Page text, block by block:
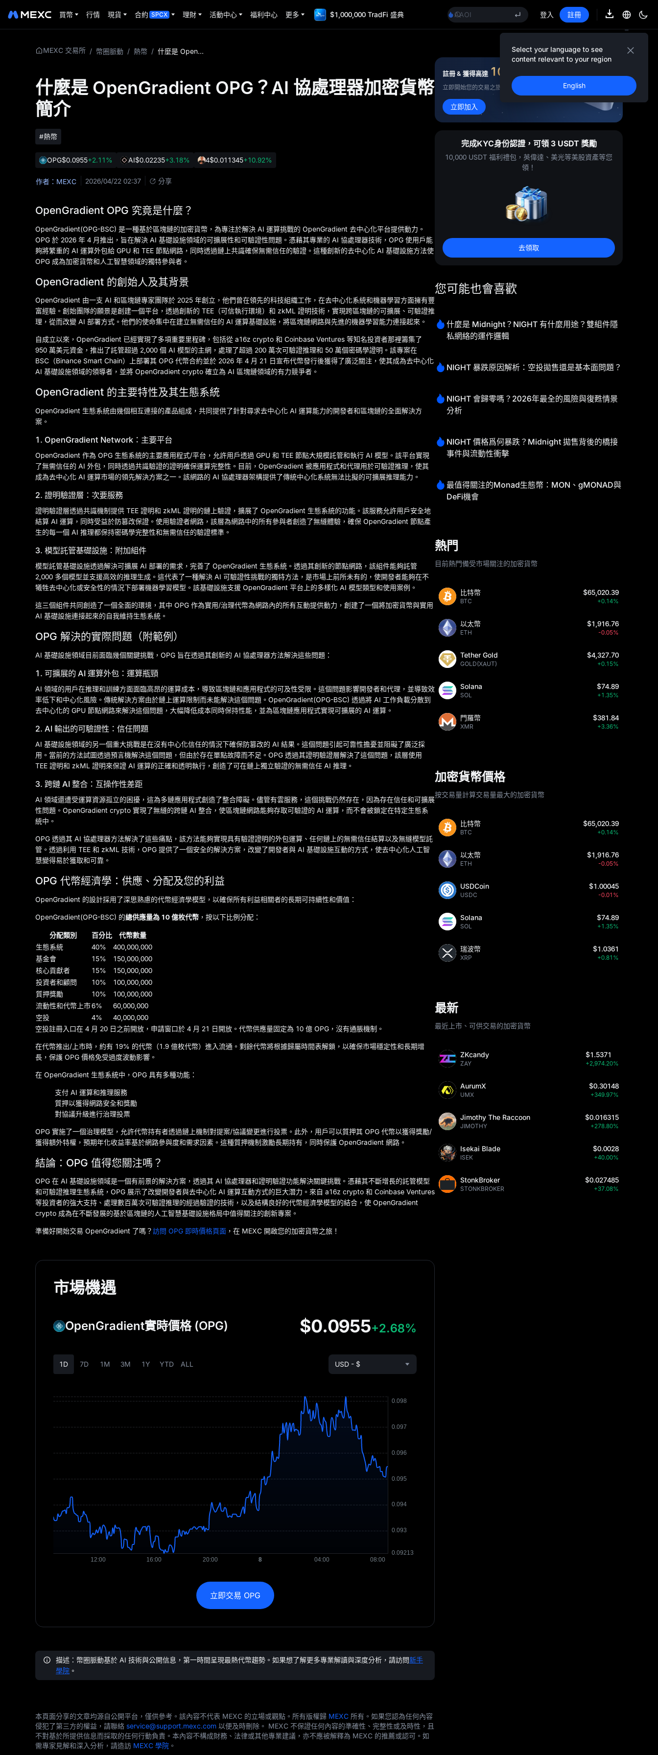
買幣 行情 現貨 合約 SPCX 理財 活動中心 福利中心 更多 $1,000,000 TradFi 盛典
AAOI
SKYAI
UNITREE 8.10 科創板申購
SPCX 解禁不跌反漲
GOLD(XAU)
AAOI
SKYAI
UNITREE 8.10 科創板申購
SPCX 解禁不跌反漲
登入 註冊
Select your language to see
content relevant to your region
English
MEXC 交易所 / 幣圈脈動 / 熱幣 / 什麼是 OpenGradient OPG？AI 協處理器加密貨幣簡介
什麼是 OpenGradient OPG？AI 協處理器加密貨幣
簡介
#熱幣
OPG$0.0955+2.11% AI$0.02235+3.18% 4$0.011345+10.92%
作者：MEXC 2026/04/22 02:37 分享
OpenGradient OPG 究竟是什麼？
OpenGradient(OPG-BSC) 是一種基於區塊鏈的加密貨幣，為專注於解決 AI 運算挑戰的 OpenGradient 去中心化平台提供動力。
OPG 於 2026 年 4 月推出，旨在解決 AI 基礎設施領域的可擴展性和可驗證性問題。憑藉其專業的 AI 協處理器技術，OPG 使用戶能
夠將繁重的 AI 運算外包給 GPU 和 TEE 節點網路，同時透過鏈上共識確保無需信任的驗證。這種創新的去中心化 AI 基礎設施方法使
OPG 成為加密貨幣和人工智慧領域的獨特參與者。
OpenGradient 的創始人及其背景
OpenGradient 由一支 AI 和區塊鏈專家團隊於 2025 年創立，他們曾在領先的科技組織工作，在去中心化系統和機器學習方面擁有豐
富經驗。創始團隊的願景是創建一個平台，透過創新的 TEE（可信執行環境）和 zkML 證明技術，實現跨區塊鏈的可擴展、可驗證推
理，從而改變 AI 部署方式。他們的使命集中在建立無需信任的 AI 運算基礎設施，將區塊鏈網路與先進的機器學習能力連接起來。
自成立以來，OpenGradient 已經實現了多項重要里程碑，包括從 a16z crypto 和 Coinbase Ventures 等知名投資者那裡籌集了
950 萬美元資金，推出了託管超過 2,000 個 AI 模型的主網，處理了超過 200 萬次可驗證推理和 50 萬個密碼學證明。該專案在
BSC（Binance Smart Chain）上部署其 OPG 代幣合約並於 2026 年 4 月 21 日宣布代幣發行後獲得了廣泛關注，使其成為去中心化
AI 基礎設施領域的領導者，並將 OpenGradient crypto 確立為 AI 區塊鏈領域的有力競爭者。
OpenGradient 的主要特性及其生態系統
OpenGradient 生態系統由幾個相互連接的產品組成，共同提供了針對尋求去中心化 AI 運算能力的開發者和區塊鏈的全面解決方
案。
1. OpenGradient Network：主要平台
OpenGradient 作為 OPG 生態系統的主要應用程式/平台，允許用戶透過 GPU 和 TEE 節點大規模託管和執行 AI 模型。該平台實現
了無需信任的 AI 外包，同時透過共識驗證的證明確保運算完整性。目前，OpenGradient 被應用程式和代理用於可驗證推理，使其
成為去中心化 AI 運算市場的領先解決方案之一。該網路的 AI 協處理器架構提供了傳統中心化系統無法比擬的可擴展推理能力。
2. 證明驗證層：次要服務
證明驗證層透過共識機制提供 TEE 證明和 zkML 證明的鏈上驗證，擴展了 OpenGradient 生態系統的功能。該服務允許用戶安全地
結算 AI 運算，同時受益於防篡改保證。使用驗證者網路，該層為網路中的所有參與者創造了無縫體驗，確保 OpenGradient 節點產
生的每一個 AI 推理都保持密碼學完整性和無需信任的驗證標準。
3. 模型託管基礎設施：附加組件
模型託管基礎設施透過解決可擴展 AI 部署的需求，完善了 OpenGradient 生態系統。透過其創新的節點網路，該組件能夠託管
2,000 多個模型並支援高效的推理生成。這代表了一種解決 AI 可驗證性挑戰的獨特方法，是市場上前所未有的，使開發者能夠在不
犧牲去中心化或安全性的情況下部署機器學習模型。該基礎設施支援 OpenGradient 平台上的多樣化 AI 模型類型和使用案例。
這三個組件共同創造了一個全面的環境，其中 OPG 作為實用/治理代幣為網路內的所有互動提供動力，創建了一個將加密貨幣與實用
AI 基礎設施連接起來的自我維持生態系統。
OPG 解決的實際問題（附範例）
AI 基礎設施領域目前面臨幾個關鍵挑戰，OPG 旨在透過其創新的 AI 協處理器方法解決這些問題：
1. 可擴展的 AI 運算外包：運算瓶頸
AI 領域的用戶在推理和訓練方面面臨高昂的運算成本，導致區塊鏈和應用程式的可及性受限。這個問題影響開發者和代理，並導致效
率低下和中心化風險。傳統解決方案由於鏈上運算限制而未能解決這個問題。OpenGradient(OPG-BSC) 透過將 AI 工作負載分散到
去中心化的 GPU 節點網路來解決這個問題，大幅降低成本同時保持性能，並為區塊鏈應用程式實現可擴展的 AI 運算。
2. AI 輸出的可驗證性：信任問題
AI 基礎設施領域的另一個重大挑戰是在沒有中心化信任的情況下確保防篡改的 AI 結果。這個問題引起可靠性擔憂並阻礙了廣泛採
用。當前的方法試圖透過預言機解決這個問題，但由於存在單點故障而不足。OPG 透過其證明驗證層解決了這個問題，該層使用
TEE 證明和 zkML 證明來保證 AI 運算的正確和透明執行，創造了可在鏈上獨立驗證的無需信任 AI 推理。
3. 跨鏈 AI 整合：互操作性差距
AI 領域還遭受運算資源孤立的困擾，這為多鏈應用程式創造了整合障礙。儘管有雲服務，這個挑戰仍然存在，因為存在信任和可擴展
性問題。OpenGradient crypto 實現了無縫的跨鏈 AI 整合，使區塊鏈網路能夠存取可驗證的 AI 運算，而不會被鎖定在特定生態系
統中。
OPG 透過其 AI 協處理器方法解決了這些痛點，該方法能夠實現具有驗證證明的外包運算、任何鏈上的無需信任結算以及無縫模型託
管。透過利用 TEE 和 zkML 技術，OPG 提供了一個安全的解決方案，改變了開發者與 AI 基礎設施互動的方式，使去中心化人工智
慧變得易於獲取和可靠。
OPG 代幣經濟學：供應、分配及您的利益
OpenGradient 的設計採用了深思熟慮的代幣經濟學模型，以確保所有利益相關者的長期可持續性和價值：
OpenGradient(OPG-BSC) 的總供應量為 10 億枚代幣 ，按以下比例分配：
分配類別 百分比
代幣數量
生態系統
40%
400,000,000
基金會
15%
150,000,000
核心貢獻者
15%
150,000,000
投資者和顧問
10%
100,000,000
質押獎勵
10%
100,000,000
流動性和代幣上市6%
60,000,000
空投
4%
40,000,000
空投註冊入口在 4 月 20 日之前開放，申請窗口於 4 月 21 日開放。代幣供應量固定為 10 億 OPG，沒有通脹機制。
在代幣推出/上市時，約有 19% 的代幣（1.9 億枚代幣）進入流通。剩餘代幣將根據歸屬時間表解鎖，以確保市場穩定性和長期增
長，保護 OPG 價格免受過度波動影響。
在 OpenGradient 生態系統中，OPG 具有多種功能：
支付 AI 運算和推理服務
質押以獲得網路安全和獎勵
對協議升級進行治理投票
OPG 實施了一個治理模型，允許代幣持有者透過鏈上機制對提案/協議變更進行投票。此外，用戶可以質押其 OPG 代幣以獲得獎勵/
獲得額外特權，預期年化收益率基於網路參與度和需求因素。這種質押機制激勵長期持有，同時保護 OpenGradient 網路。
結論：OPG 值得您關注嗎？
OPG 在 AI 基礎設施領域是一個有前景的解決方案，透過其 AI 協處理器和證明驗證功能解決關鍵挑戰。憑藉其不斷增長的託管模型
和可驗證推理生態系統，OPG 展示了改變開發者與去中心化 AI 運算互動方式的巨大潛力。來自 a16z crypto 和 Coinbase Ventures
等投資者的強大支持、處理數百萬次可驗證推理的經過驗證的技術，以及結構良好的代幣經濟學模型的結合，使 OpenGradient
crypto 成為在不斷發展的基於區塊鏈的人工智慧基礎設施格局中值得關注的創新專案。
準備好開始交易 OpenGradient 了嗎？訪問 OPG 即時價格頁面 ，在 MEXC 開啟您的加密貨幣之旅！
市場機遇
OpenGradient實時價格 (OPG) $0.0955+2.68%
1D 7D 1M 3M 1Y YTD ALL USD - $
立即交易 OPG
描述：幣圈脈動基於 AI 技術與公開信息，第一時間呈現最熱代幣趨勢。如果想了解更多專業解讀與深度分析，請訪問新手
學院 。
本頁面分享的文章均源自公開平台，僅供參考。該內容不代表 MEXC 的立場或觀點。所有版權歸 MEXC 所有。如果您認為任何內容
侵犯了第三方的權益，請聯絡 service@support.mexc.com 以便及時刪除。 MEXC 不保證任何內容的準確性、完整性或及時性，且
不對基於所提供信息而採取的任何行動負責。本內容不構成財務、法律或其他專業建議，亦不應被解釋為 MEXC 的推薦或認可。如
需專家見解和深入分析，請造訪 MEXC 學院 。
註冊 & 獲得高達 10,000
立即開始您的交易之旅！
立即加入
完成KYC身份認證，可領 3 USDT 獎勵
10,000 USDT 福利禮包，英偉達、美光等美股資產等您
領！
去領取
您可能也會喜歡
什麼是 Midnight？NIGHT 有什麼用途？雙組件隱
私網絡的運作邏輯
NIGHT 暴跌原因解析：空投拋售還是基本面問題？
NIGHT 會歸零嗎？2026年最全的風險與復甦情景
分析
NIGHT 價格爲何暴跌？Midnight 拋售背後的橋接
事件與流動性衝擊
最值得關注的Monad生態幣：MON、gMONAD與
DeFi機會
熱門
目前熱門備受市場關注的加密貨幣
比特幣
BTC
$65,020.39
+0.14%
以太幣
ETH
$1,916.76
-0.05%
Tether Gold
GOLD(XAUT)
$4,327.70
+0.15%
Solana
SOL
$74.89
+1.35%
門羅幣
XMR
$381.84
+3.36%
加密貨幣價格
按交易量計算交易量最大的加密貨幣
比特幣
BTC
$65,020.39
+0.14%
以太幣
ETH
$1,916.76
-0.05%
USDCoin
USDC
$1.00045
-0.01%
Solana
SOL
$74.89
+1.35%
瑞波幣
XRP
$1.0361
+0.81%
最新
最近上市、可供交易的加密貨幣
ZKcandy
ZAY
$1.5371
+2,974.20%
AurumX
UMX
$0.30148
+349.97%
Jimothy The Raccoon
JIMOTHY
$0.016315
+278.80%
Isekai Blade
ISEK
$0.0028
+40.00%
StonkBroker
STONKBROKER
$0.027485
+37.08%